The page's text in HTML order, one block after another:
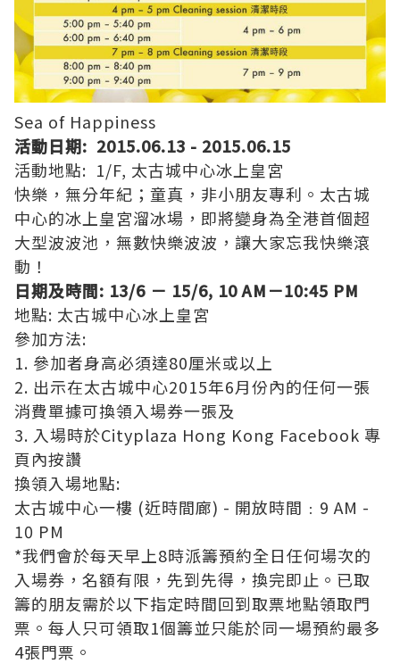
Sea of Happiness
活動日期: 2015.06.13 - 2015.06.15
活動地點: 1/F, 太古城中心冰上皇宮
快樂，無分年紀；童真，非小朋友專利。太古城
中心的冰上皇宮溜冰場，即將變身為全港首個超
大型波波池，無數快樂波波，讓大家忘我快樂滾
動！
日期及時間: 13/6 － 15/6, 10 AM－10:45 PM
地點: 太古城中心冰上皇宮
參加方法:
1. 參加者身高必須達80厘米或以上
2. 出示在太古城中心2015年6月份內的任何一張
消費單據可換領入場券一張及
3. 入場時於Cityplaza Hong Kong Facebook 專
頁內按讚
換領入場地點:
太古城中心一樓 (近時間廊) - 開放時間﹕9 AM -
10 PM
*我們會於每天早上8時派籌預約全日任何場次的
入場券，名額有限，先到先得，換完即止。已取
籌的朋友需於以下指定時間回到取票地點領取門
票。每人只可領取1個籌並只能於同一場預約最多
4張門票。